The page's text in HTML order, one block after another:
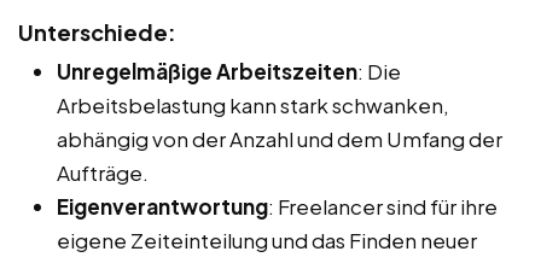
Unterschiede:
Unregelmäßige Arbeitszeiten: Die
Arbeitsbelastung kann stark schwanken,
abhängig von der Anzahl und dem Umfang der
Aufträge.
Eigenverantwortung: Freelancer sind für ihre
eigene Zeiteinteilung und das Finden neuer